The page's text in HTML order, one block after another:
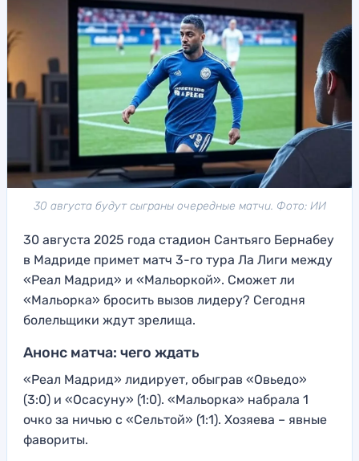
30 августа будут сыграны очередные матчи. Фото: ИИ
30 августа 2025 года стадион Сантьяго Бернабеу
в Мадриде примет матч 3-го тура Ла Лиги между
«Реал Мадрид» и «Мальоркой». Сможет ли
«Мальорка» бросить вызов лидеру? Сегодня
болельщики ждут зрелища.
Анонс матча: чего ждать
«Реал Мадрид» лидирует, обыграв «Овьедо»
(3:0) и «Осасуну» (1:0). «Мальорка» набрала 1
очко за ничью с «Сельтой» (1:1). Хозяева – явные
фавориты.